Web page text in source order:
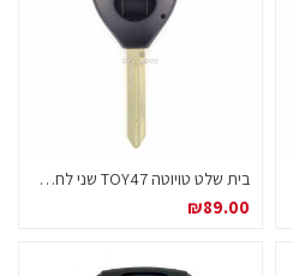
בית שלט טויוטה TOY47 שני לחצנים
₪89.00